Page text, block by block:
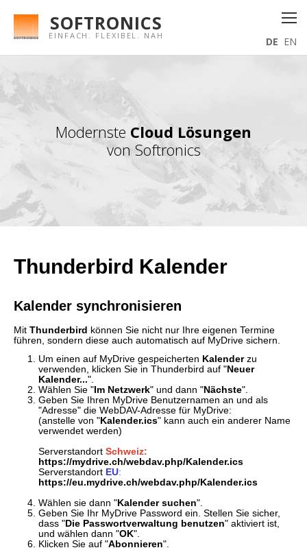
DE EN
SOFTRONICS
EINFACH. FLEXIBEL. NAH
Modernste Cloud Lösungen
von Softronics
Thunderbird Kalender
Kalender synchronisieren
Mit Thunderbird können Sie nicht nur Ihre eigenen Termine
führen, sondern diese auch automatisch auf MyDrive sichern.
Um einen auf MyDrive gespeicherten Kalenderzu
verwenden, klicken Sie in Thunderbird auf "Neuer
Kalender...".
Wählen Sie "Im Netzwerk" und dann "Nächste".
Geben Sie Ihren MyDrive Benutzernamen an und als
"Adresse" die WebDAV-Adresse für MyDrive:
(anstelle von "Kalender.ics" kann auch ein anderer Name
verwendet werden)
Serverstandort Schweiz:
https://mydrive.ch/webdav.php/Kalender.ics
Serverstandort EU:
https://eu.mydrive.ch/webdav.php/Kalender.ics
Wählen sie dann "Kalender suchen".
Geben Sie Ihr MyDrive Password ein. Stellen Sie sicher,
dass "Die Passwortverwaltung benutzen" aktiviert ist,
und wählen dann "OK".
Klicken Sie auf "Abonnieren".